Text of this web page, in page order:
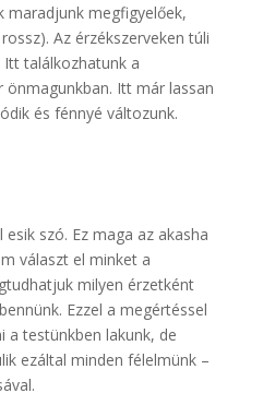
maradjunk megfigyelőek,
Az érzékszerveken túli
találkozhatunk a
Itt már lassan
és fénnyé változunk.
szó. Ez maga az akasha
választ el minket a
milyen érzetként
Ezzel a megértéssel
a testünkben lakunk, de
ezáltal minden félelmünk –